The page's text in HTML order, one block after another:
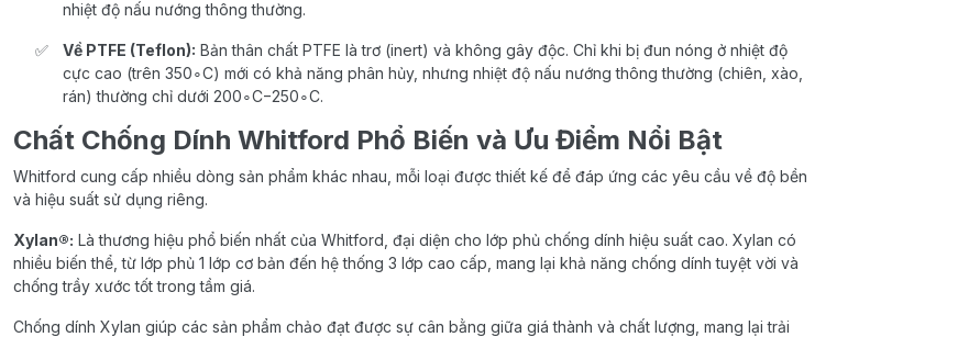
nhiệt độ nấu nướng thông thường.
Về PTFE (Teflon): Bản thân chất PTFE là trơ (inert) và không gây độc. Chỉ khi bị đun nóng ở nhiệt độ
cực cao (trên 350∘C) mới có khả năng phân hủy, nhưng nhiệt độ nấu nướng thông thường (chiên, xào,
rán) thường chỉ dưới 200∘C−250∘C.
Chất Chống Dính Whitford Phổ Biến và Ưu Điểm Nổi Bật
Whitford cung cấp nhiều dòng sản phẩm khác nhau, mỗi loại được thiết kế để đáp ứng các yêu cầu về độ bền
và hiệu suất sử dụng riêng.
Xylan®: Là thương hiệu phổ biến nhất của Whitford, đại diện cho lớp phủ chống dính hiệu suất cao. Xylan có
nhiều biến thể, từ lớp phủ 1 lớp cơ bản đến hệ thống 3 lớp cao cấp, mang lại khả năng chống dính tuyệt vời và
chống trầy xước tốt trong tầm giá.
Chống dính Xylan giúp các sản phẩm chảo đạt được sự cân bằng giữa giá thành và chất lượng, mang lại trải